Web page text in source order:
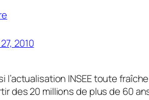
2010
l’actualisation INSEE toute fraîche
des 20 millions de plus de 60